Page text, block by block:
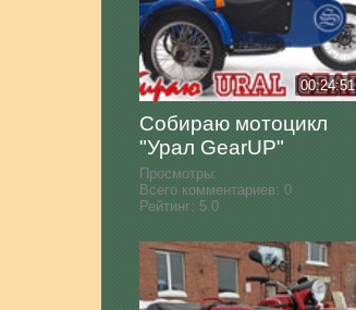
00:24:51
Собираю мотоцикл
"Урал GearUP"
Просмотры:
Всего комментариев: 0
Рейтинг: 5.0